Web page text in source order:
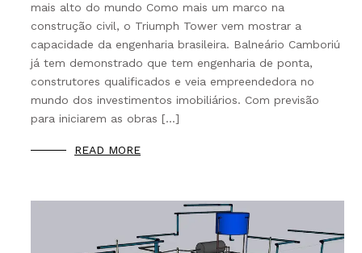
mais alto do mundo Como mais um marco na
construção civil, o Triumph Tower vem mostrar a
capacidade da engenharia brasileira. Balneário Camboriú
já tem demonstrado que tem engenharia de ponta,
construtores qualificados e veia empreendedora no
mundo dos investimentos imobiliários. Com previsão
para iniciarem as obras […]
READ MORE